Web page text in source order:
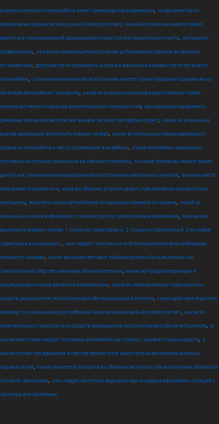
водитель легкового автомобиля имеет преимущество в движении, когда может быть
прекращена подача сигнала рукой о повороте ответ, по какой полосе вы имеете право
двигаться с максимальной разрешенной скоростью вне населенных пункта, автошкола
профессионал, на каком наименьшем расстоянии до ближайшего рельса вы должны
остановиться, допускается ли применять шторки и жалюзи на заднем стекле легкового
автомобиля, с какой максимальной скоростью вы имеете право продолжить движение на
легковом автомобиле с прицепом, какие из указанных знаков предоставляют право
преимущественного проезда нерегулируемых перекрестков, вы намерены продолжить
движение прямо при желтом мигающем сигнале светофора следует, какие из указанных
знаков разрешают выполнить поворот налево, какие из указанных знаков разрешают
проезд на автомобиле к месту проживания или работы, какой автомобиль разрешено
поставить на стоянку указанным на табличке способом, по какой полосе вы имеете право
двигаться с максимально разрешенной скоростью вне населенных пунктов, в каком месте
вам можно остановиться, кому вы обязаны уступить дорогу при движении прямо только
мотоциклу, водители каких автомобилей не нарушили правила остановки, какой из
указанных знаков информирует о начале дороги с реверсивным движением, вам можно
выполнить поворот налево: 1 только по траектории а. 2 только по траектории б. 3 по любой
траектории из указанных. , как следует поступить в этой ситуации если вам необходимо
повернуть направо, какие внешние световые приборы должны быть включены на
транспортном средстве имеющем опознавательные, какие из предупреждающих и
запрещающих знаков являются временными, какие из перечисленных транспортных
средств разрешается эксплуатировать без медицинской аптечки, какие действия водителя
приведут к уменьшению центробежной силы возникающей на повороте ответ, какие из
перечисленных транспортных средств разрешается эксплуатировать без огнетушителя, в
каком месте вам следует поставить автомобиль на стоянку с правой стороны дороги, в
каком случае при движении в светлое время суток недостаточно включения дневных
ходовых огней, какие указатели поворота вы обязаны включить при выполнении разворота
по такой траектории, как следует поступить водителю при посадке в автомобиль стоящий у
тротуара или на обочине